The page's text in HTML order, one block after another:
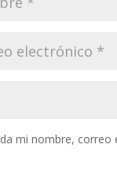
mi nombre, correo